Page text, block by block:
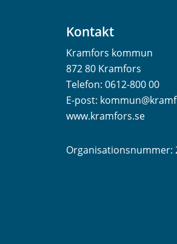
Kontakt
Kramfors kommun
872 80 Kramfors
Telefon:0612-800 00
E-post:
www.kramfors.se
Organisationsnummer: